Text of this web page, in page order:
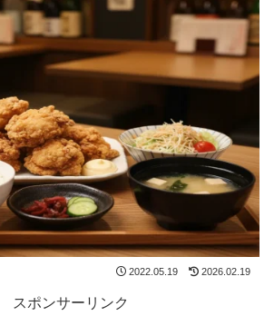
2022.05.19 2026.02.19
スポンサーリンク